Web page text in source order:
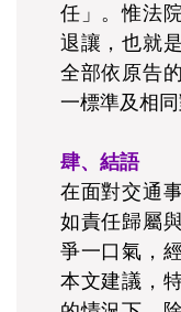
任」。惟法
退讓，也就
全部依原告
一標準及相同
肆、結語
在面對交通
如責任歸屬
爭一口氣，
本文建議，